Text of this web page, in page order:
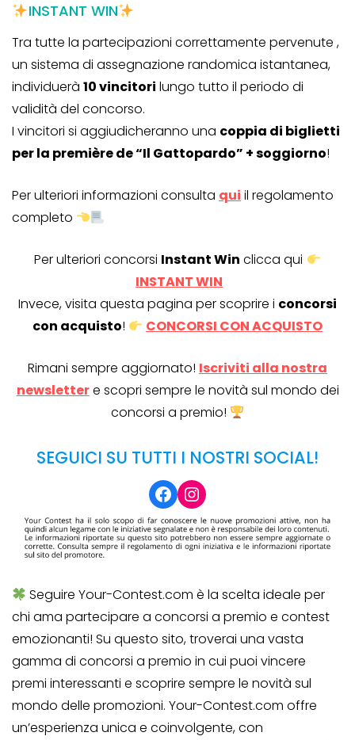
INSTANT WIN
Tra tutte la partecipazioni correttamente pervenute ,
un sistema di assegnazione randomica istantanea,
individuerà 10 vincitori lungo tutto il periodo di
validità del concorso.
I vincitori si aggiudicheranno una coppia di biglietti
per la première de “Il Gattopardo” + soggiorno!
Per ulteriori informazioni consulta qui il regolamento
completo
Per ulteriori concorsi Instant Win clicca qui
INSTANT WIN
Invece, visita questa pagina per scoprire i concorsi
con acquisto! CONCORSI CON ACQUISTO
Rimani sempre aggiornato! Iscriviti alla nostra
newslettere scopri sempre le novità sul mondo dei
concorsi a premio!
SEGUICI SU TUTTI I NOSTRI SOCIAL!
Facebook
Instagram
Seguire Your-Contest.com è la scelta ideale per
chi ama partecipare a concorsi a premio e contest
emozionanti! Su questo sito, troverai una vasta
gamma di concorsi a premio in cui puoi vincere
premi interessanti e scoprire sempre le novità sul
mondo delle promozioni. Your-Contest.com offre
un’esperienza unica e coinvolgente, con